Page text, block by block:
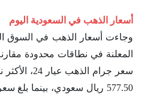
أسعار الذهب في السعودية اليوم
وجاءت أسعار الذهب في السوق
المعلنة في نطاقات محدودة
سعر جرام